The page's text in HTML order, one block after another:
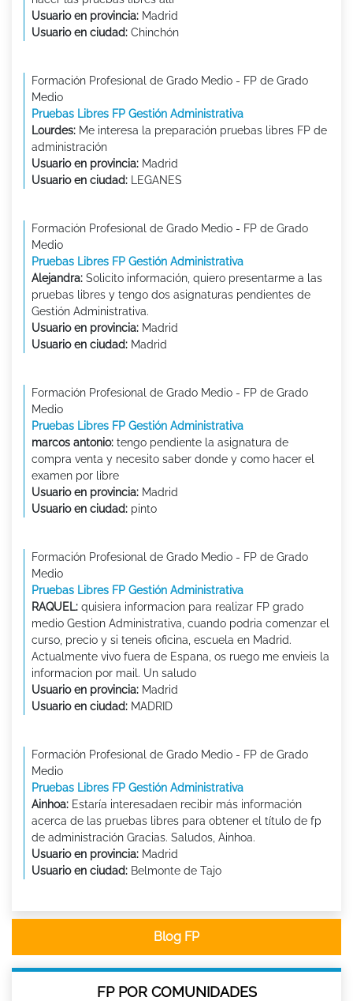
Usuario en provincia: Madrid
Usuario en ciudad: Chinchón
Formación Profesional de Grado Medio - FP de Grado
Medio
Pruebas Libres FP Gestión Administrativa
Lourdes: Me interesa la preparación pruebas libres FP de
administración
Usuario en provincia: Madrid
Usuario en ciudad: LEGANES
Formación Profesional de Grado Medio - FP de Grado
Medio
Pruebas Libres FP Gestión Administrativa
Alejandra: Solicito información, quiero presentarme a las
pruebas libres y tengo dos asignaturas pendientes de
Gestión Administrativa.
Usuario en provincia: Madrid
Usuario en ciudad: Madrid
Formación Profesional de Grado Medio - FP de Grado
Medio
Pruebas Libres FP Gestión Administrativa
marcos antonio: tengo pendiente la asignatura de
compra venta y necesito saber donde y como hacer el
examen por libre
Usuario en provincia: Madrid
Usuario en ciudad: pinto
Formación Profesional de Grado Medio - FP de Grado
Medio
Pruebas Libres FP Gestión Administrativa
RAQUEL: quisiera informacion para realizar FP grado
medio Gestion Administrativa, cuando podria comenzar el
curso, precio y si teneis oficina, escuela en Madrid.
Actualmente vivo fuera de Espana, os ruego me envieis la
informacion por mail. Un saludo
Usuario en provincia: Madrid
Usuario en ciudad: MADRID
Formación Profesional de Grado Medio - FP de Grado
Medio
Pruebas Libres FP Gestión Administrativa
Ainhoa: Estaría interesadaen recibir más información
acerca de las pruebas libres para obtener el título de fp
de administración Gracias. Saludos, Ainhoa.
Usuario en provincia: Madrid
Usuario en ciudad: Belmonte de Tajo
Blog FP
FP POR COMUNIDADES